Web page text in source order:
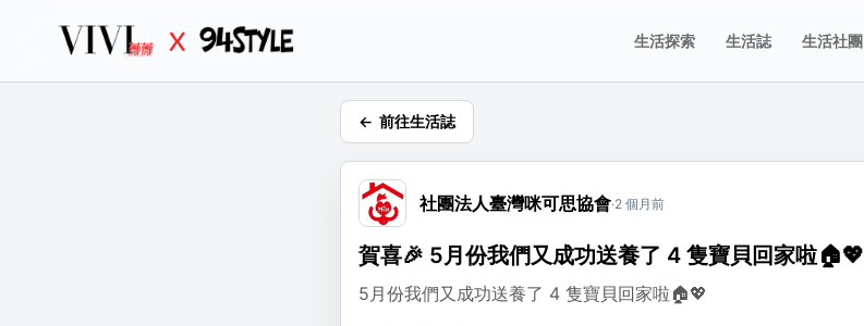
生活探索 生活誌 生活社團
前往生活誌
社團法人臺灣咪可思協會·2 個月前
賀喜🎉 5月份我們又成功送養了 4 隻寶貝回家啦🏠💖
5月份我們又成功送養了 4 隻寶貝回家啦🏠💖
生活誌
分享這則動態